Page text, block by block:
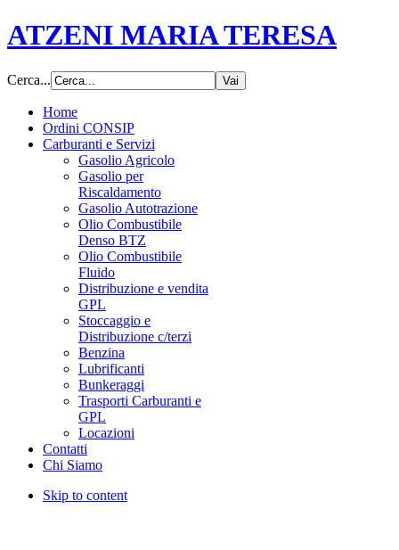
ATZENI MARIA TERESA
Cerca...
Home
Ordini CONSIP
Carburanti e Servizi
Gasolio Agricolo
Gasolio per
Riscaldamento
Gasolio Autotrazione
Olio Combustibile
Denso BTZ
Olio Combustibile
Fluido
Distribuzione e vendita
GPL
Stoccaggio e
Distribuzione c/terzi
Benzina
Lubrificanti
Bunkeraggi
Trasporti Carburanti e
GPL
Locazioni
Contatti
Chi Siamo
Skip to content